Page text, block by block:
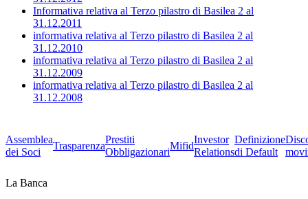
Informativa relativa al Terzo pilastro di Basilea 2 al
31.12.2011
informativa relativa al Terzo pilastro di Basilea 2 al
31.12.2010
informativa relativa al Terzo pilastro di Basilea 2 al
31.12.2009
informativa relativa al Terzo pilastro di Basilea 2 al
31.12.2008
Assemblea
dei Soci
Trasparenza
Prestiti
Obbligazionari
Mifid
Investor
Relations
Definizione
di Default
La Banca